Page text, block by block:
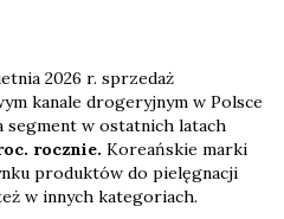
2026 r. sprzedaż
kanale drogeryjnym w Polsce
segment w ostatnich latach
rocznie. Koreańskie marki
produktów do pielęgnacji
w innych kategoriach.